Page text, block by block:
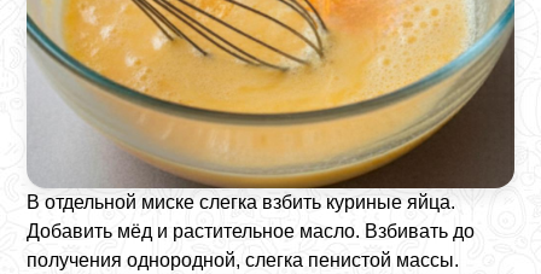
В отдельной миске слегка взбить куриные яйца.
Добавить мёд и растительное масло. Взбивать до
получения однородной, слегка пенистой массы.